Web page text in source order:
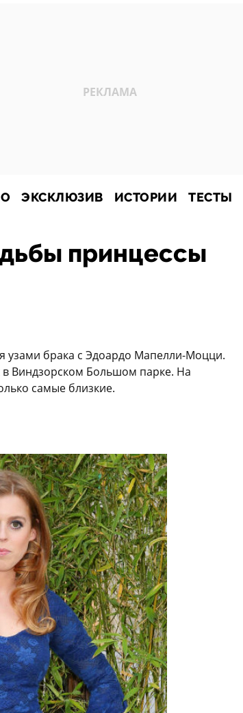
ЭКСКЛЮЗИВ ИСТОРИИ ТЕСТЫ
принцессы
узами брака с Эдоардо Мапелли-Моцци.
в Виндзорском Большом парке. На
самые близкие.